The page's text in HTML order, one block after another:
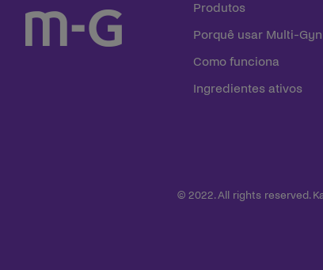
Produtos
Porquê usar Multi-Gyn
Como funciona
Ingredientes ativos
© 2022. All rights reserved.